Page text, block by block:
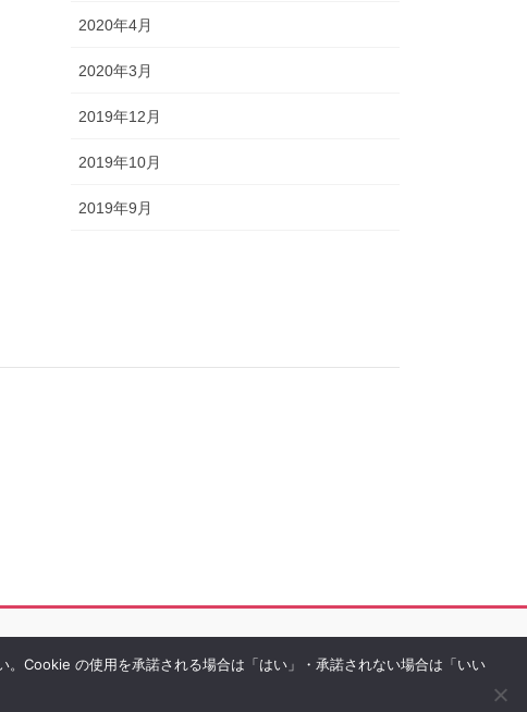
2020年4月
2020年3月
2019年12月
2019年10月
2019年9月
Reserved.
Cookie の使用を承諾される場合は「はい」・承諾されない場合は「いい